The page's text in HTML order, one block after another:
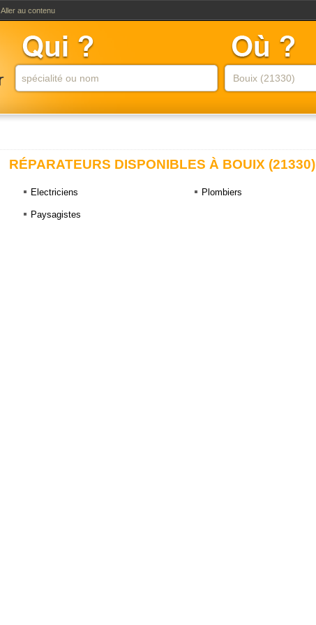
Aller au contenu
RÉPARATEURS DISPONIBLES À BOUIX (21330)
Electriciens
Paysagistes
Plombiers